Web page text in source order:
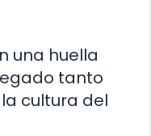
una huella
tanto
cultura del